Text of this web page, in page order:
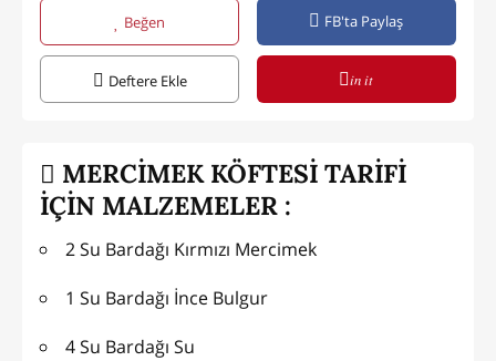
Beğen FB'ta Paylaş
Deftere Ekle in it
MERCİMEK KÖFTESİ TARİFİ
İÇİN MALZEMELER :
2 Su Bardağı Kırmızı Mercimek
1 Su Bardağı İnce Bulgur
4 Su Bardağı Su